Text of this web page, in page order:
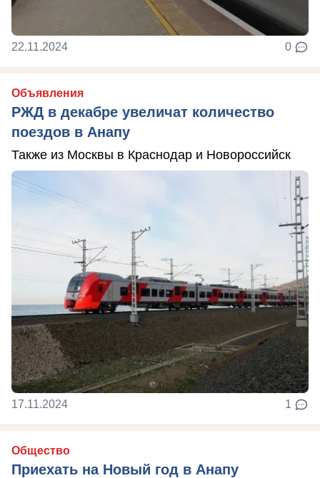
22.11.2024 0
Объявления
РЖД в декабре увеличат количество
поездов в Анапу
Также из Москвы в Краснодар и Новороссийск
17.11.2024 1
Общество
Приехать на Новый год в Анапу